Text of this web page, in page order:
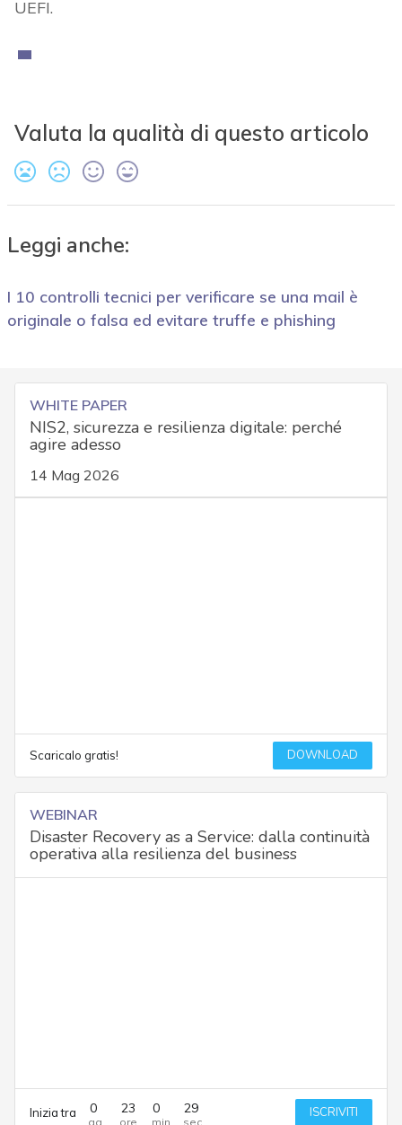
UEFI.
Valuta la qualità di questo articolo
Leggi anche:
I 10 controlli tecnici per verificare se una mail è
originale o falsa ed evitare truffe e phishing
WHITE PAPER
NIS2, sicurezza e resilienza digitale: perché
agire adesso
14 Mag 2026
Scaricalo gratis! DOWNLOAD
WEBINAR
Disaster Recovery as a Service: dalla continuità
operativa alla resilienza del business
Inizia tra 0 23 0 29 ISCRIVITI